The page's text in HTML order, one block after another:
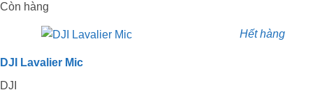
Còn hàng
Hết hàng
DJI Lavalier Mic
DJI